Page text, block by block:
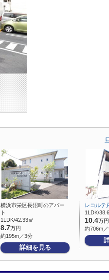
横浜市栄区長沼町のアパー
ト
1LDK/42.33㎡
8.7万円
約195m／3分
詳細を見る
レコルテ
1LDK/
10.4万円
約706m